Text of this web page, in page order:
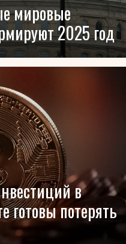
мировые
2025 год
в
готовы потерять